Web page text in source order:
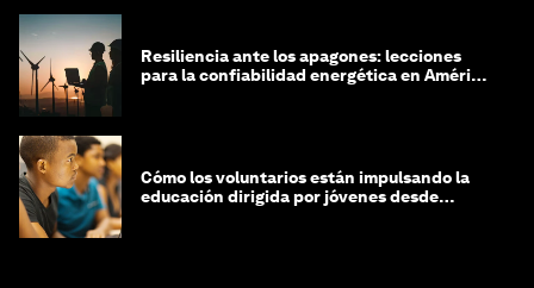
Resiliencia ante los apagones: lecciones
para la confiabilidad energética en América
Cómo los voluntarios están impulsando la
educación dirigida por jóvenes desde